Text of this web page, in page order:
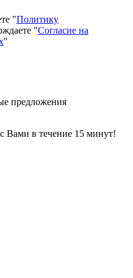
"Политику
"Согласие на
"
предложения
Вами в течение 15 минут!